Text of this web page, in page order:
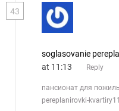
43
soglasovanie
at 11:13
Reply
пансионат для
pereplanirovki-